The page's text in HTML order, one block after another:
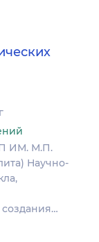
ИМ. М.П.
Научно-